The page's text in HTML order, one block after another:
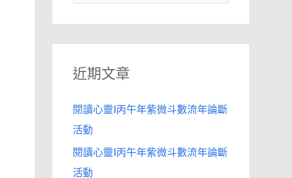
尋
關
鍵
字
近期文章
閱讀心靈|丙午年紫微斗數流年論斷
活動
閱讀心靈|丙午年紫微斗數流年論斷
活動